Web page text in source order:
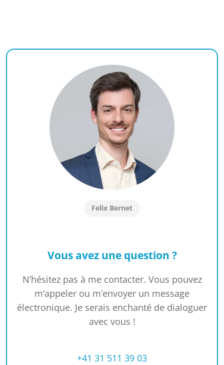
Felix Bernet
Vous avez une question ?
N’hésitez pas à me contacter. Vous pouvez
m’appeler ou m’envoyer un message
électronique. Je serais enchanté de dialoguer
avec vous !
+41 31 511 39 03